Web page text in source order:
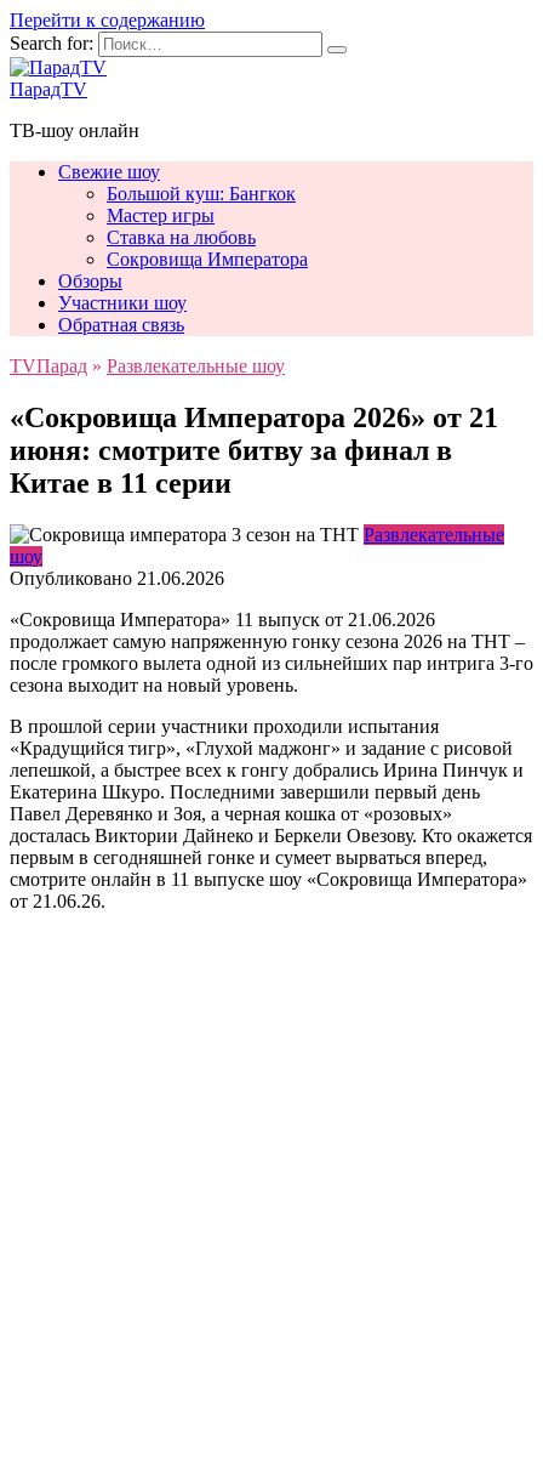
Перейти к содержанию
Search for:
ПарадTV
ТВ-шоу онлайн
Свежие шоу
Большой куш: Бангкок
Мастер игры
Ставка на любовь
Сокровища Императора
Обзоры
Участники шоу
Обратная связь
TVПарад » Развлекательные шоу
«Сокровища Императора 2026» от 21
июня: смотрите битву за финал в
Китае в 11 серии
Развлекательные
шоу
Опубликовано 21.06.2026
«Сокровища Императора» 11 выпуск от 21.06.2026
продолжает самую напряженную гонку сезона 2026 на ТНТ –
после громкого вылета одной из сильнейших пар интрига 3-го
сезона выходит на новый уровень.
В прошлой серии участники проходили испытания
«Крадущийся тигр», «Глухой маджонг» и задание с рисовой
лепешкой, а быстрее всех к гонгу добрались Ирина Пинчук и
Екатерина Шкуро. Последними завершили первый день
Павел Деревянко и Зоя, а черная кошка от «розовых»
досталась Виктории Дайнеко и Беркели Овезову. Кто окажется
первым в сегодняшней гонке и сумеет вырваться вперед,
смотрите онлайн в 11 выпуске шоу «Сокровища Императора»
от 21.06.26.